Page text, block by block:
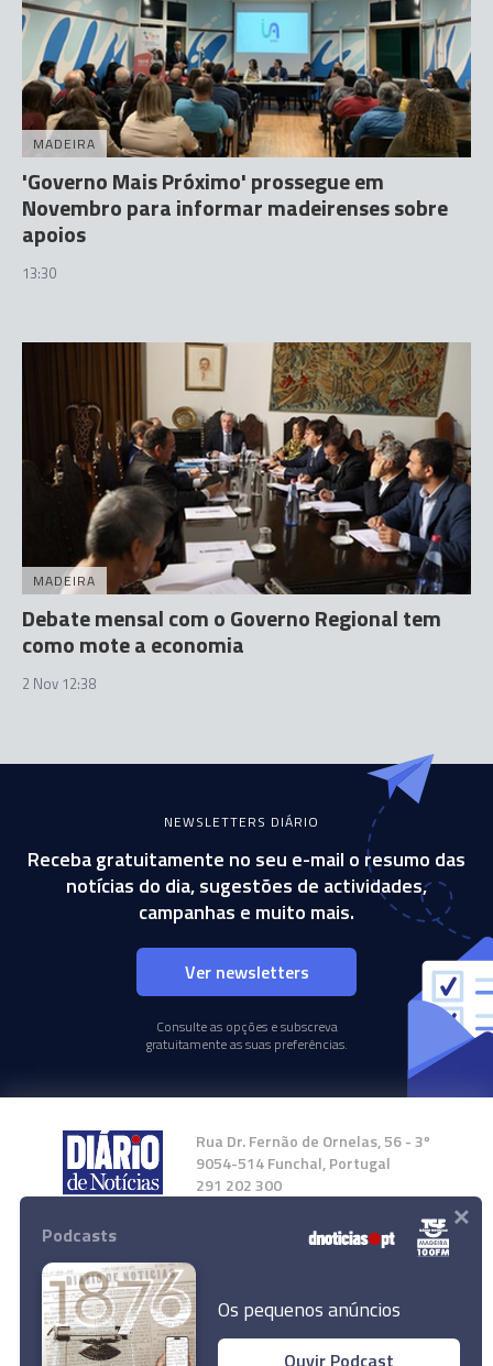
MADEIRA
'Governo Mais Próximo' prossegue em
Novembro para informar madeirenses sobre
apoios
13:30
MADEIRA
Debate mensal com o Governo Regional tem
como mote a economia
2 Nov 12:38
NEWSLETTERS DIÁRIO
Receba gratuitamente no seu e-mail o resumo das
notícias do dia, sugestões de actividades,
campanhas e muito mais.
Ver newsletters
Consulte as opções e subscreva
gratuitamente as suas preferências.
Rua Dr. Fernão de Ornelas, 56 - 3º
9054-514 Funchal, Portugal
291 202 300
Instale a nossa App
Podcasts
Os pequenos anúncios
Ouvir Podcast
×